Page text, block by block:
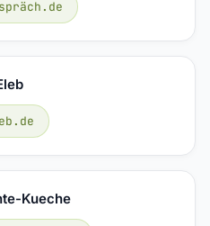
Kueche